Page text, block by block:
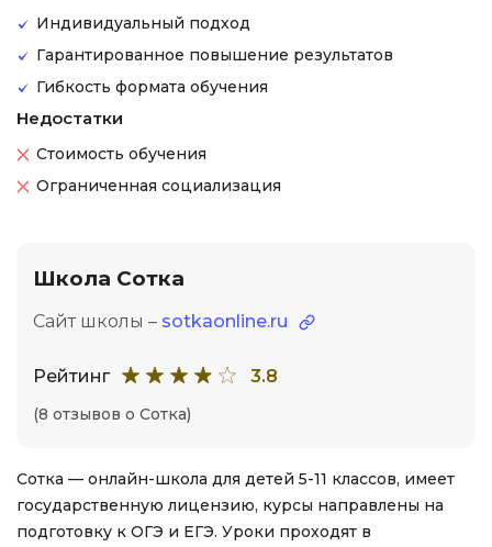
Индивидуальный подход
Гарантированное повышение результатов
Гибкость формата обучения
Недостатки
Стоимость обучения
Ограниченная социализация
Школа Сотка
Сайт школы – sotkaonline.ru
Рейтинг 3.8
(8 отзывов о Сотка)
Сотка — онлайн-школа для детей 5-11 классов, имеет
государственную лицензию, курсы направлены на
подготовку к ОГЭ и ЕГЭ. Уроки проходят в